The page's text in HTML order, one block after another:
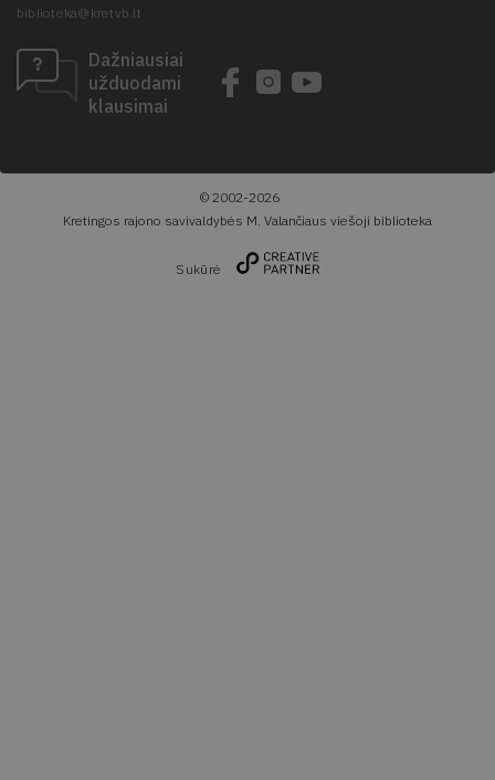
biblioteka@kretvb.lt
Dažniausiai
užduodami
klausimai
© 2002-2026
Kretingos rajono savivaldybės M. Valančiaus viešoji biblioteka
Sukūrė